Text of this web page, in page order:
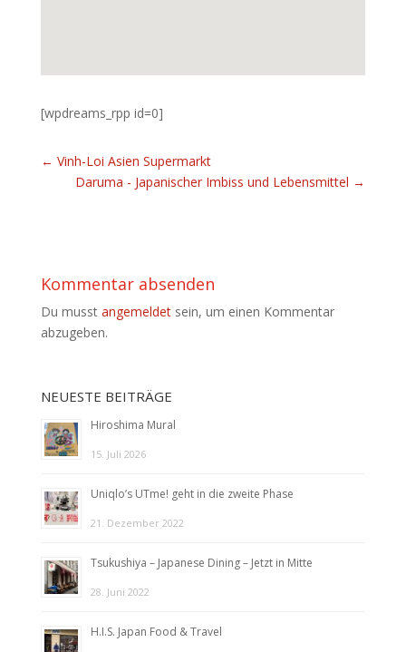
[wpdreams_rpp id=0]
← Vinh-Loi Asien Supermarkt
Daruma - Japanischer Imbiss und Lebensmittel →
Kommentar absenden
Du musst angemeldetsein, um einen Kommentar
abzugeben.
NEUESTE BEITRÄGE
Hiroshima Mural
15. Juli 2026
Uniqlo’s UTme! geht in die zweite Phase
21. Dezember 2022
Tsukushiya – Japanese Dining – Jetzt in Mitte
28. Juni 2022
H.I.S. Japan Food & Travel